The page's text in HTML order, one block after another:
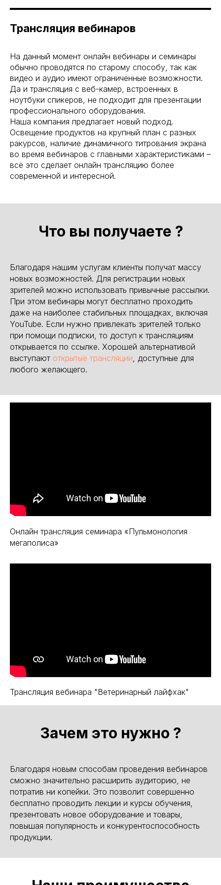
Трансляция вебинаров
На данный момент онлайн вебинары и семинары
обычно проводятся по старому способу, так как
видео и аудио имеют ограниченные возможности.
Да и трансляция с веб-камер, встроенных в
ноутбуки спикеров, не подходит для презентации
профессионального оборудования.
Наша компания предлагает новый подход.
Освещение продуктов на крупный план с разных
ракурсов, наличие динамичного титрования экрана
во время вебинаров с главными характеристиками –
всё это сделает онлайн трансляцию более
современной и интересной.
Что вы получаете ?
Благодаря нашим услугам клиенты получат массу
новых возможностей. Для регистрации новых
зрителей можно использовать привычные рассылки.
При этом вебинары могут бесплатно проходить
даже на наиболее стабильных площадках, включая
YouTube. Если нужно привлекать зрителей только
при помощи подписки, то доступ к трансляциям
открывается по ссылке. Хорошей альтернативой
выступают открытые трансляции, доступные для
любого желающего.
Онлайн трансляция семинара «Пульмонология
мегаполиса»
Трансляция вебинара "Ветеринарный лайфхак"
Зачем это нужно ?
Благодаря новым способам проведения вебинаров
сможно значительно расширить аудиторию, не
потратив ни копейки. Это позволит совершенно
бесплатно проводить лекции и курсы обучения,
презентовать новое оборудование и товары,
повышая популярность и конкурентоспособность
продукции.
BROADCASTSTUDIO
ИИ для фото-видеопроизводства
Техническое обеспечение мероприятия
Организация онлайн / видеотрансляций
Репортажная фотосъемка
Стримы и съемка в студии